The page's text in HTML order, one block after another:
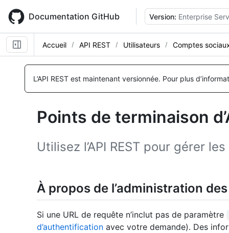
main
content
Documentation GitHub Version: Enterprise
Accueil API REST Utilisateurs Comptes
L’API REST est maintenant versionnée. Pour plus
Points de terminaison
Utilisez l’API REST pour gérer
À propos de l’administration
Si une URL de requête n’inclut pas de paramètre
d’authentification avec votre demande). Des
Nom, Type,
Description
Nom, Type,
Description
Nom, Type,
Description
Nom, Type,
Description
Nom, Type,
Description
Nom, Type,
Description
Nom, Type,
Description
Nom, Type,
Description
Nom, Type,
Description